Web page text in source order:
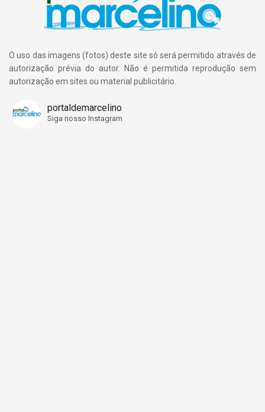
O uso das imagens (fotos) deste site só será permitido através de
autorização prévia do autor. Não é permitida reprodução sem
autorização em sites ou material publicitário.
portaldemarcelino
Siga nosso Instagram